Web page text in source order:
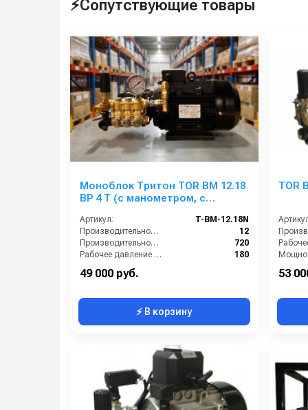
⚡Сопутствующие товары
Моноблок Тритон TOR ВМ 12.18
ВР 4 Т (с манометром, с
давления SVL17 170 бар, без
электрики)
Артикул:
T-BM-12.18N
Производительность (л/мин):
12
Производительность (л/ч):
720
Рабочее давление (бар):
180
Мощность (кВт):
49 000 руб.
⚡ В корзину
TOR
53